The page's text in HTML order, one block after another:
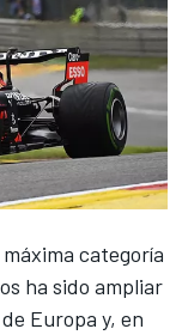
categoría
ha sido ampliar
Europa y, en